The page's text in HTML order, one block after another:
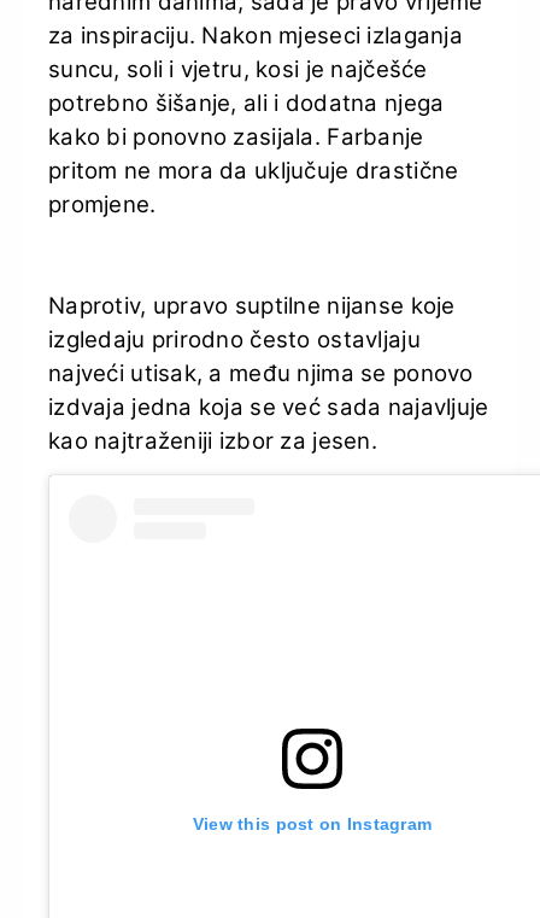
za inspiraciju. Nakon mjeseci izlaganja
suncu, soli i vjetru, kosi je najčešće
potrebno šišanje, ali i dodatna njega
kako bi ponovno zasijala. Farbanje
pritom ne mora da uključuje drastične
promjene.
Naprotiv, upravo suptilne nijanse koje
izgledaju prirodno često ostavljaju
najveći utisak, a među njima se ponovo
izdvaja jedna koja se već sada najavljuje
kao najtraženiji izbor za jesen.
View this post on Instagram